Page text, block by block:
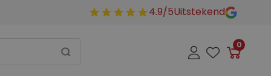
4.9/5Uitstekend
0